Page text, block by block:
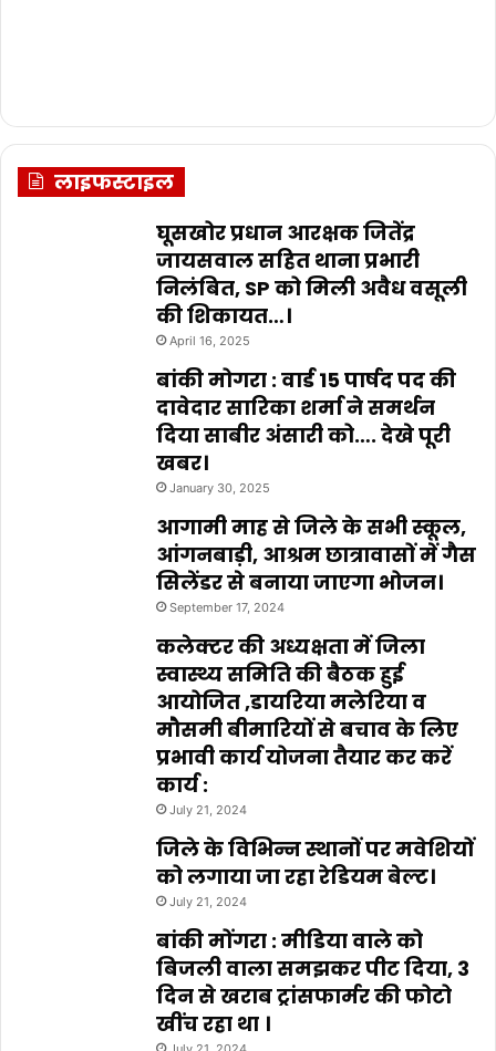
लाइफस्टाइल
घूसखोर प्रधान आरक्षक जितेंद्र
जायसवाल सहित थाना प्रभारी
निलंबित, SP को मिली अवैध वसूली
की शिकायत…।
April 16, 2025
बांकी मोगरा : वार्ड 15 पार्षद पद की
दावेदार सारिका शर्मा ने समर्थन
दिया साबीर अंसारी को…. देखे पूरी
खबर।
January 30, 2025
आगामी माह से जिले के सभी स्कूल,
आंगनबाड़ी, आश्रम छात्रावासों में गैस
सिलेंडर से बनाया जाएगा भोजन।
September 17, 2024
कलेक्टर की अध्यक्षता में जिला
स्वास्थ्य समिति की बैठक हुई
आयोजित ,डायरिया मलेरिया व
मौसमी बीमारियों से बचाव के लिए
प्रभावी कार्य योजना तैयार कर करें
कार्य :
July 21, 2024
जिले के विभिन्न स्थानों पर मवेशियों
को लगाया जा रहा रेडियम बेल्ट।
July 21, 2024
बांकी मोंगरा : मीडिया वाले को
बिजली वाला समझकर पीट दिया, 3
दिन से खराब ट्रांसफार्मर की फोटो
खींच रहा था ।